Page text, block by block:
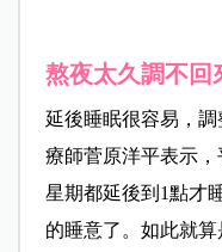
熬夜太久調不回
延後睡眠很容易，
療師菅原洋平表示
星期都延後到1點才
的睡意了。如此就